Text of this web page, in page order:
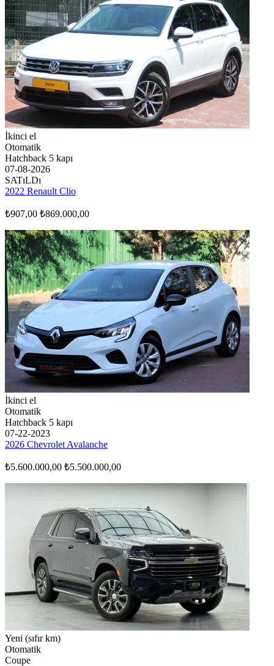
İkinci el
Otomatik
Hatchback 5 kapı
07-08-2026
SATıLDı
2022 Renault Clio
₺907,00 ₺869.000,00
İkinci el
Otomatik
Hatchback 5 kapı
07-22-2023
2026 Chevrolet Avalanche
₺5.600.000,00 ₺5.500.000,00
Yeni (sıfır km)
Otomatik
Coupe